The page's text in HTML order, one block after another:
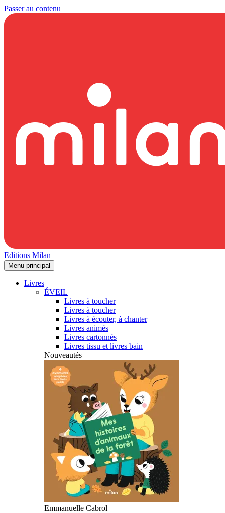
Passer au contenu
Editions Milan
Menu principal
Livres
ÉVEIL
Livres à toucher
Livres à toucher
Livres à écouter, à chanter
Livres animés
Livres cartonnés
Livres tissu et livres bain
Nouveautés
Emmanuelle Cabrol